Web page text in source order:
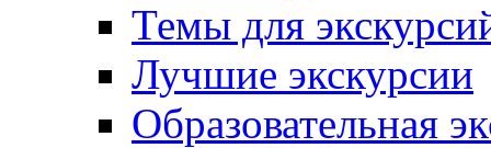
Темы для
Лучшие экскурсии
Образовательная